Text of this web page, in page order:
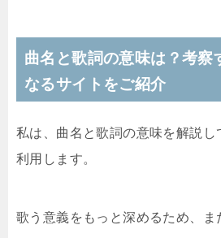
曲名と歌詞の意味は？考察
なるサイトをご紹介
私は、曲名と歌詞の意味を解説し
利用します。
歌う意義をもっと深めるため、ま